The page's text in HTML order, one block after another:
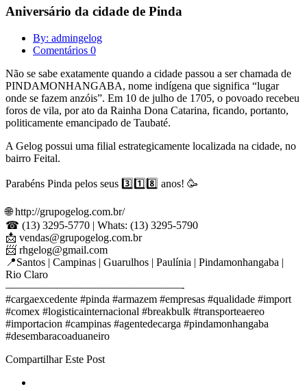
Aniversário da cidade de Pinda
By: admingelog
Comentários 0
Não se sabe exatamente quando a cidade passou a ser chamada de
PINDAMONHANGABA, nome indígena que significa “lugar
onde se fazem anzóis”. Em 10 de julho de 1705, o povoado recebeu
foros de vila, por ato da Rainha Dona Catarina, ficando, portanto,
politicamente emancipado de Taubaté.
A Gelog possui uma filial estrategicamente localizada na cidade, no
bairro Feital.
Parabéns Pinda pelos seus 3️⃣1️⃣8️⃣ anos! 🥳
🌐 http://grupogelog.com.br/
☎ (13) 3295-5770 | Whats: (13) 3295-5790
📩 vendas@grupogelog.com.br
📨 rhgelog@gmail.com
📍Santos | Campinas | Guarulhos | Paulínia | Pindamonhangaba |
Rio Claro
————————————————-
#cargaexcedente #pinda #armazem #empresas #qualidade #import
#comex #logisticainternacional #breakbulk #transporteaereo
#importacion #campinas #agentedecarga #pindamonhangaba
#desembaracoaduaneiro
Compartilhar Este Post